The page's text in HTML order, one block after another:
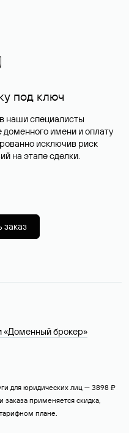
под ключ
наши специалисты
имени и оплату
исключив риск
на этапе сделки.
«Доменный брокер»
для юридических лиц — 3898 ₽
применяется скидка,
плане.